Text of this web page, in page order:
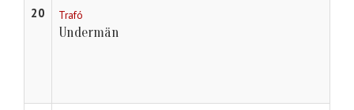
20 Trafó
Undermän